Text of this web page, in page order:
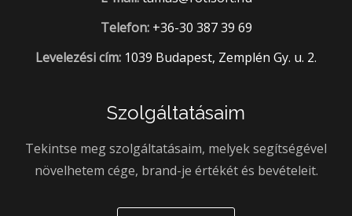
Telefon: +36-30 387 39 69
Levelezési cím: 1039 Budapest, Zemplén Gy. u. 2.
Szolgáltatásaim
Tekintse meg szolgáltatásaim, melyek segítségével
növelhetem cége, brand-je értékét és bevételeit.